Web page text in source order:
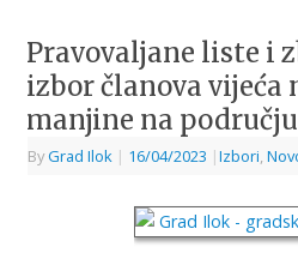
Pravovaljane liste i
izbor članova vijeća
manjine na
ByGrad Ilok | 16/04/2023 |Izbori,